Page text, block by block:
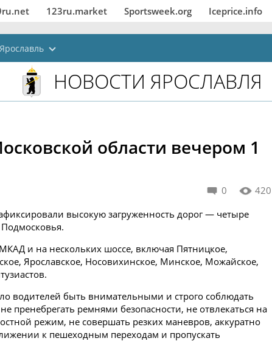
123ru.market Sportsweek.org Iceprice.info
Ярославль
НОВОСТИ ЯРОСЛАВЛЯ
области вечером 1
0 420
высокую загруженность дорог — четыре
и на нескольких шоссе, включая Пятницкое,
Ярославское, Носовихинское, Минское, Можайское,
водителей быть внимательными и строго соблюдать
пренебрегать ремнями безопасности, не отвлекаться на
режим, не совершать резких маневров, аккуратно
к пешеходным переходам и пропускать